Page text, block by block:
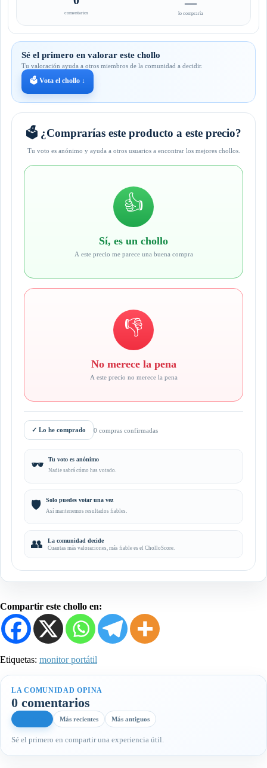
comentarios lo compraría
Sé el primero en valorar este chollo
Tu valoración ayuda a otros miembros de la comunidad a decidir.
🗳️ Vota el chollo ↓
🗳️ ¿Comprarías este producto a este precio?
Tu voto es anónimo y ayuda a otros usuarios a encontrar los mejores chollos.
👍
Sí, es un chollo
A este precio me parece una buena compra
👎
No merece la pena
A este precio no merece la pena
✓ Lo he comprado 0 compras confirmadas
🕶️ Tu voto es anónimo
Nadie sabrá cómo has votado.
🛡️ Solo puedes votar una vez
Así mantenemos resultados fiables.
👥 La comunidad decide
Cuantas más valoraciones, más fiable es el CholloScore.
Compartir este chollo en:
Etiquetas: monitor portátil
LA COMUNIDAD OPINA
0 comentarios
Más recientes Más antiguos
Sé el primero en compartir una experiencia útil.